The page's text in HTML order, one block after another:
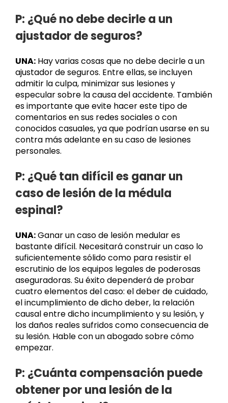
P: ¿Qué no debe decirle a un
ajustador de seguros?
UNA: Hay varias cosas que no debe decirle a un
ajustador de seguros. Entre ellas, se incluyen
admitir la culpa, minimizar sus lesiones y
especular sobre la causa del accidente. También
es importante que evite hacer este tipo de
comentarios en sus redes sociales o con
conocidos casuales, ya que podrían usarse en su
contra más adelante en su caso de lesiones
personales.
P: ¿Qué tan difícil es ganar un
caso de lesión de la médula
espinal?
UNA:Ganar un caso de lesión medular es
bastante difícil. Necesitará construir un caso lo
suficientemente sólido como para resistir el
escrutinio de los equipos legales de poderosas
aseguradoras. Su éxito dependerá de probar
cuatro elementos del caso: el deber de cuidado,
el incumplimiento de dicho deber, la relación
causal entre dicho incumplimiento y su lesión, y
los daños reales sufridos como consecuencia de
su lesión. Hable con un abogado sobre cómo
empezar.
P: ¿Cuánta compensación puede
obtener por una lesión de la